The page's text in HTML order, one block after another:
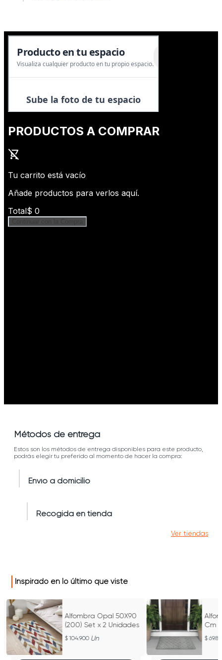
Métodos de entrega
Estos son los métodos de entrega disponibles para este producto,
podrás elegir tu preferido al momento de hacer la compra:
Envío a domicilio
Recogida en tienda
Ver tiendas
Inspirado en lo último que viste
Alfombra Opal 50X90
(200) Set x 2 Unidades
104.900 Un
Cm